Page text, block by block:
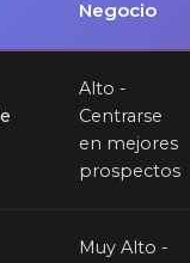
Negocio
Alto -
Centrarse
en mejores
prospectos
Muy Alto -